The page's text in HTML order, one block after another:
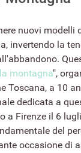
nuovi modelli
invertendo la
montagna",
Toscana, a 10
dedicata a
a Firenze il 6
del
occasione di